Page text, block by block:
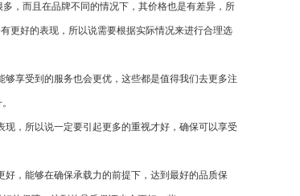
多，而且在品牌不同的情况下，其价格也是有差异，所
更好的表现，所以说需要根据实际情况来进行合理选
享受到的服务也会更优，这些都是值得我们去更多注
，所以说一定要引起更多的重视才好，确保可以享受
，能够在确保承载力的前提下，达到最好的品质保